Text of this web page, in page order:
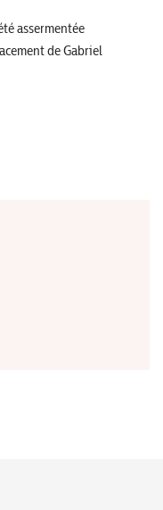
assermentée
de Gabriel